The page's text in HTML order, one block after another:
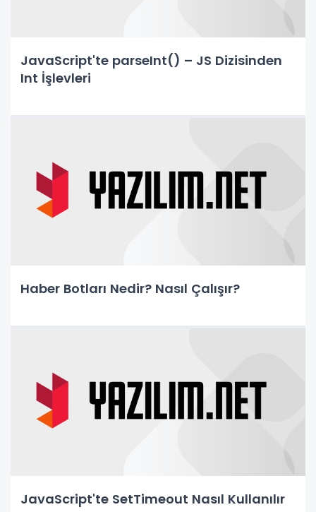
JavaScript'te parseInt() – JS Dizisinden
Int İşlevleri
Haber Botları Nedir? Nasıl Çalışır?
JavaScript'te SetTimeout Nasıl Kullanılır